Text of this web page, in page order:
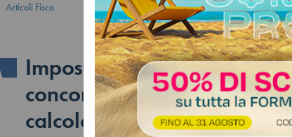
Articoli Fisco
Imposta sostitutiva sul
concordato preventivo
calcolo e limiti per i